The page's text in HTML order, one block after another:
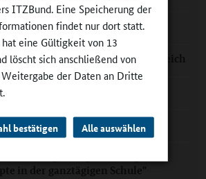
ITZBund. Eine Speicherung der
findet nur dort statt.
eine Gültigkeit von 13
löscht sich anschließend von
der Daten an Dritte
bestätigen Alle auswählen
in Niederbayern und Oberösterreich
Ganztagsgrundschulen
"Bewegt den ganzen Tag.
in der ganztägigen Schule"